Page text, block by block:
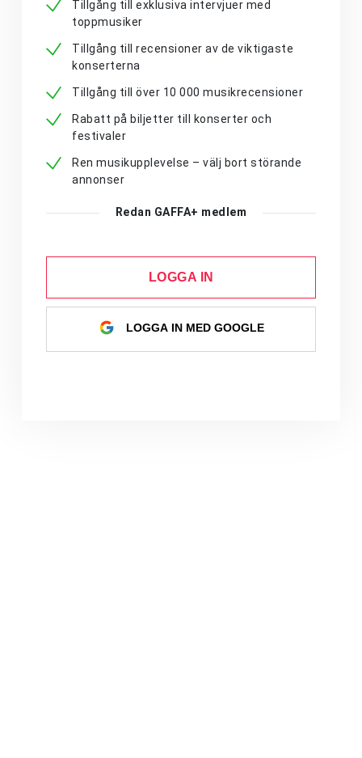
Tillgång till exklusiva intervjuer med
toppmusiker
Tillgång till recensioner av de viktigaste
konserterna
Tillgång till över 10 000 musikrecensioner
Rabatt på biljetter till konserter och
festivaler
Ren musikupplevelse – välj bort störande
annonser
Redan GAFFA+ medlem
LOGGA IN
LOGGA IN MED GOOGLE